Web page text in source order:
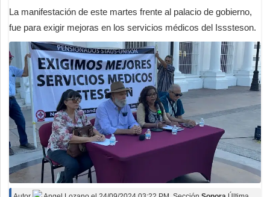
La manifestación de este martes frente al palacio de gobierno,
fue para exigir mejoras en los servicios médicos del Isssteson.